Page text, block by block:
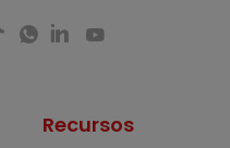
Recursos